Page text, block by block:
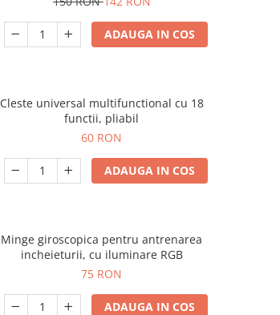
ADAUGA IN COS
Cleste universal multifunctional cu 18
functii, pliabil
60 RON
ADAUGA IN COS
Minge giroscopica pentru antrenarea
incheieturii, cu iluminare RGB
75 RON
ADAUGA IN COS